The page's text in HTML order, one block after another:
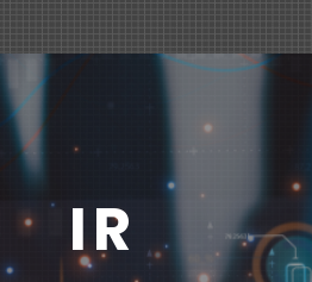
績予想の修正に関するお知らせ
）
が紹介されました。
ラ』が紹介されました。
IR